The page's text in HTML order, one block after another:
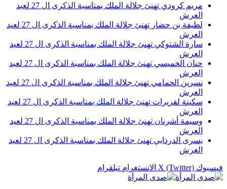
مريم كرودي تهنئ جلالة الملك بمناسبة الذكرى ال 27 لعيد
العرش
لطيفة بن حضار تهنئ جلالة الملك بمناسبة الذكرى ال 27 لعيد
العرش
سارة الشتوكي تهنئ جلالة الملك بمناسبة الذكرى ال 27 لعيد
العرش
حنان الخميسي تهنئ جلالة الملك بمناسبة الذكرى ال 27 لعيد
العرش
نسرين الحمامي تهنئ جلالة الملك بمناسبة الذكرى ال 27 لعيد
العرش
سكينة لفريرات تهنئ جلالة الملك بمناسبة الذكرى ال 27 لعيد
العرش
وسيمة أشرنان تهنئ جلالة الملك بمناسبة الذكرى ال 27 لعيد
العرش
يسرى الدردابي تهنئ جلالة الملك بمناسبة الذكرى ال 27 لعيد
العرش
فيسبوك X (Twitter) الانستغرام تيلقرام